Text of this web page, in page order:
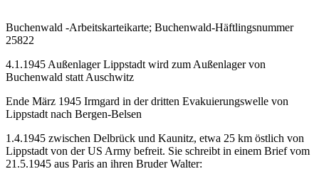
Buchenwald -Arbeitskarteikarte; Buchenwald-Häftlingsnummer
25822
4.1.1945 Außenlager Lippstadt wird zum Außenlager von
Buchenwald statt Auschwitz
Ende März 1945 Irmgard in der dritten Evakuierungswelle von
Lippstadt nach Bergen-Belsen
1.4.1945 zwischen Delbrück und Kaunitz, etwa 25 km östlich von
Lippstadt von der US Army befreit. Sie schreibt in einem Brief vom
21.5.1945 aus Paris an ihren Bruder Walter: